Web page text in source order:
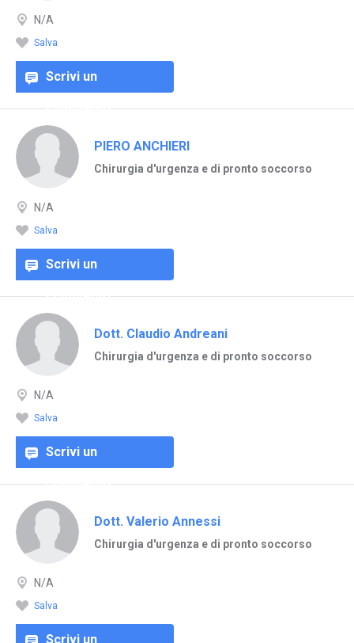
N/A
Salva
Scrivi un
commento
PIERO ANCHIERI
Chirurgia d'urgenza e di pronto soccorso
N/A
Salva
Scrivi un
commento
Dott. Claudio Andreani
Chirurgia d'urgenza e di pronto soccorso
N/A
Salva
Scrivi un
commento
Dott. Valerio Annessi
Chirurgia d'urgenza e di pronto soccorso
N/A
Salva
Scrivi un